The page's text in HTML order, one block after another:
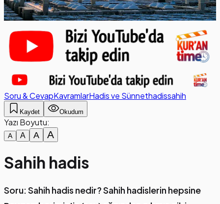
Soru & CevapKavramlarHadis ve Sünnethadissahih
Kaydet Okudum
Yazı Boyutu:
A A A A
Sahih hadis
Soru: Sahih hadis nedir? Sahih hadislerin hepsine